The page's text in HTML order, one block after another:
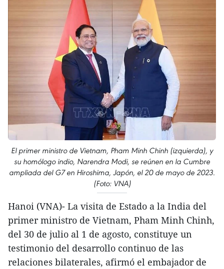
El primer ministro de Vietnam, Pham Minh Chinh (izquierda), y
su homólogo indio, Narendra Modi, se reúnen en la Cumbre
ampliada del G7 en Hiroshima, Japón, el 20 de mayo de 2023.
(Foto: VNA)
Hanoi (VNA)- La visita de Estado a la India del
primer ministro de Vietnam, Pham Minh Chinh,
del 30 de julio al 1 de agosto, constituye un
testimonio del desarrollo continuo de las
relaciones bilaterales, afirmó el embajador de